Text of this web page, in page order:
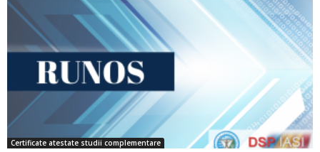
Certificate atestate studii complementare